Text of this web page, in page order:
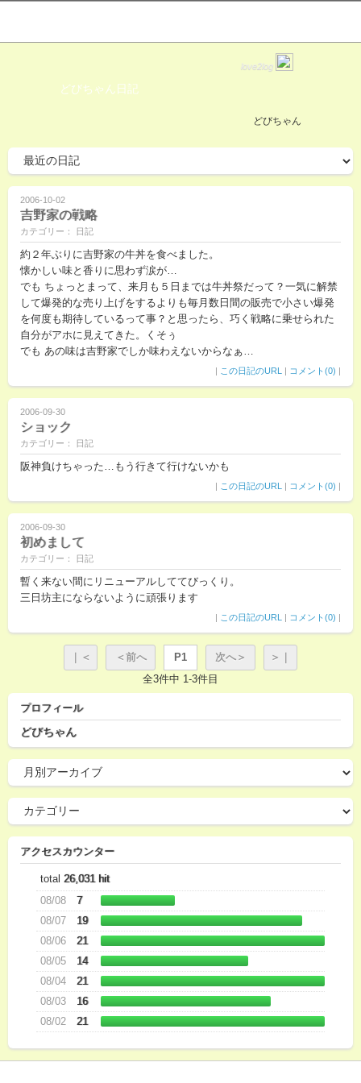
love2log
どびちゃん日記
どびちゃん
2006-10-02
吉野家の戦略
カテゴリー： 日記
約２年ぶりに吉野家の牛丼を食べました。
懐かしい味と香りに思わず涙が…
でも ちょっとまって、来月も５日までは牛丼祭だって？一気に解禁
して爆発的な売り上げをするよりも毎月数日間の販売で小さい爆発
を何度も期待しているって事？と思ったら、巧く戦略に乗せられた
自分がアホに見えてきた。くそぅ
でも あの味は吉野家でしか味わえないからなぁ…
| この日記のURL | コメント(0) |
2006-09-30
ショック
カテゴリー： 日記
阪神負けちゃった…もう行きて行けないかも
| この日記のURL | コメント(0) |
2006-09-30
初めまして
カテゴリー： 日記
暫く来ない間にリニューアルしててびっくり。
三日坊主にならないように頑張ります
| この日記のURL | コメント(0) |
｜＜ ＜前へ P1 次へ＞
＞｜
全3件中 1-3件目
プロフィール
どびちゃん
アクセスカウンター
total 26,031 hit
08/08
7
08/07
19
08/06
21
08/05
14
08/04
21
08/03
16
08/02
21